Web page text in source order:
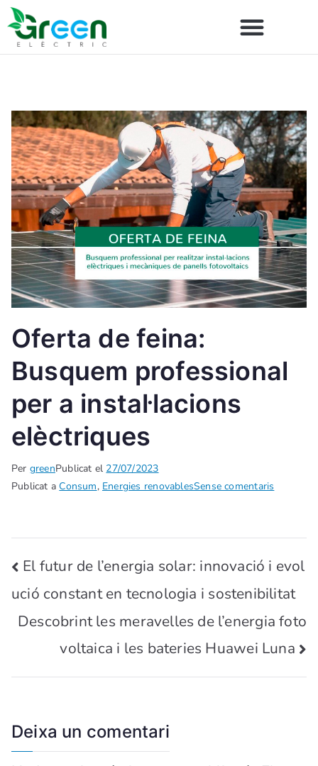
Oferta de feina:
Busquem professional
per a instal·lacions
elèctriques
Per greenPublicat el 27/07/2023
Publicat aConsum, Energies renovablesSense comentaris
El futur de l’energia solar: innovació i evol
ució constant en tecnologia i sostenibilitat
Descobrint les meravelles de l’energia foto
voltaica i les bateries Huawei Luna
Deixa un comentari